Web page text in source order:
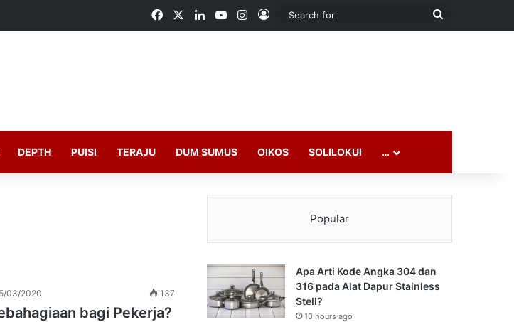
FacebookLinkedInYouTubeInstagram
Log In
Search
DEPTH PUISI TERAJU DUM SUMUS OIKOS SOLILOKUI …
03/2020 137
bagi Pekerja?
Popular
Apa Arti Kode Angka 304 dan
316 pada Alat Dapur Stainless
Stell?
10 hours ago